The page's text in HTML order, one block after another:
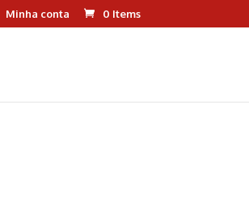
Minha conta 0 Items